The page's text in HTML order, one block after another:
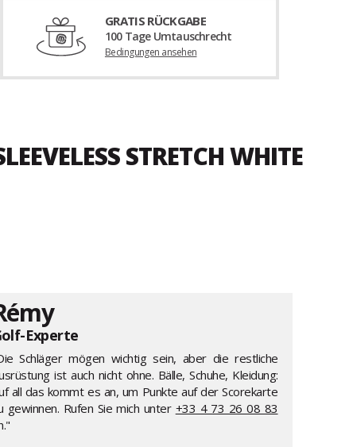
GRATIS RÜCKGABE
100 Tage Umtauschrecht
Bedingungen ansehen
STRETCH WHITE
Experte
Schläger mögen wichtig sein, aber die restliche
ist auch nicht ohne. Bälle, Schuhe, Kleidung:
all das kommt es an, um Punkte auf der Scorekarte
gewinnen. Rufen Sie mich unter +33 4 73 26 08 83